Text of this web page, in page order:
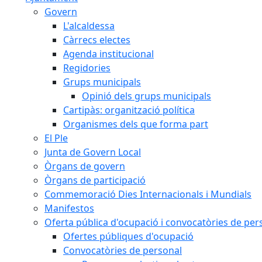
Govern
L'alcaldessa
Càrrecs electes
Agenda institucional
Regidories
Grups municipals
Opinió dels grups municipals
Cartipàs: organització política
Organismes dels que forma part
El Ple
Junta de Govern Local
Òrgans de govern
Òrgans de participació
Commemoració Dies Internacionals i Mundials
Manifestos
Oferta pública d'ocupació i convocatòries de
Ofertes públiques d'ocupació
Convocatòries de personal